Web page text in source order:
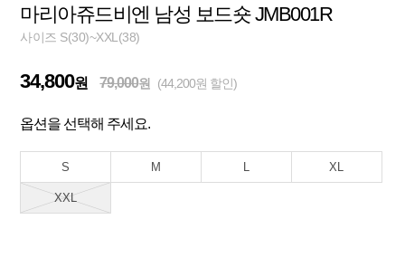
마리아쥬드비엔 남성 보드숏 JMB001R
사이즈 S(30)~XXL(38)
34,800원 79,000원 (44,200원 할인)
옵션을 선택해 주세요.
S M L XL
XXL